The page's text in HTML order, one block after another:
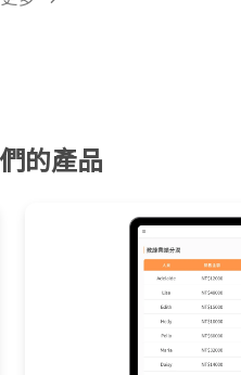
的產品